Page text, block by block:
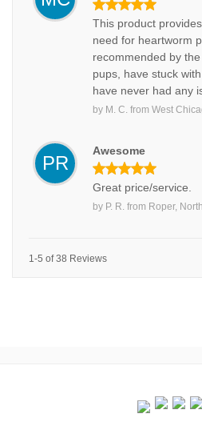
This product
need for heartworm
recommended by
pups, have stuck
have never had any
by M. C. from West
PR
Awesome
Great price/service.
by P. R. from Roper,
1-5 of 38 Reviews